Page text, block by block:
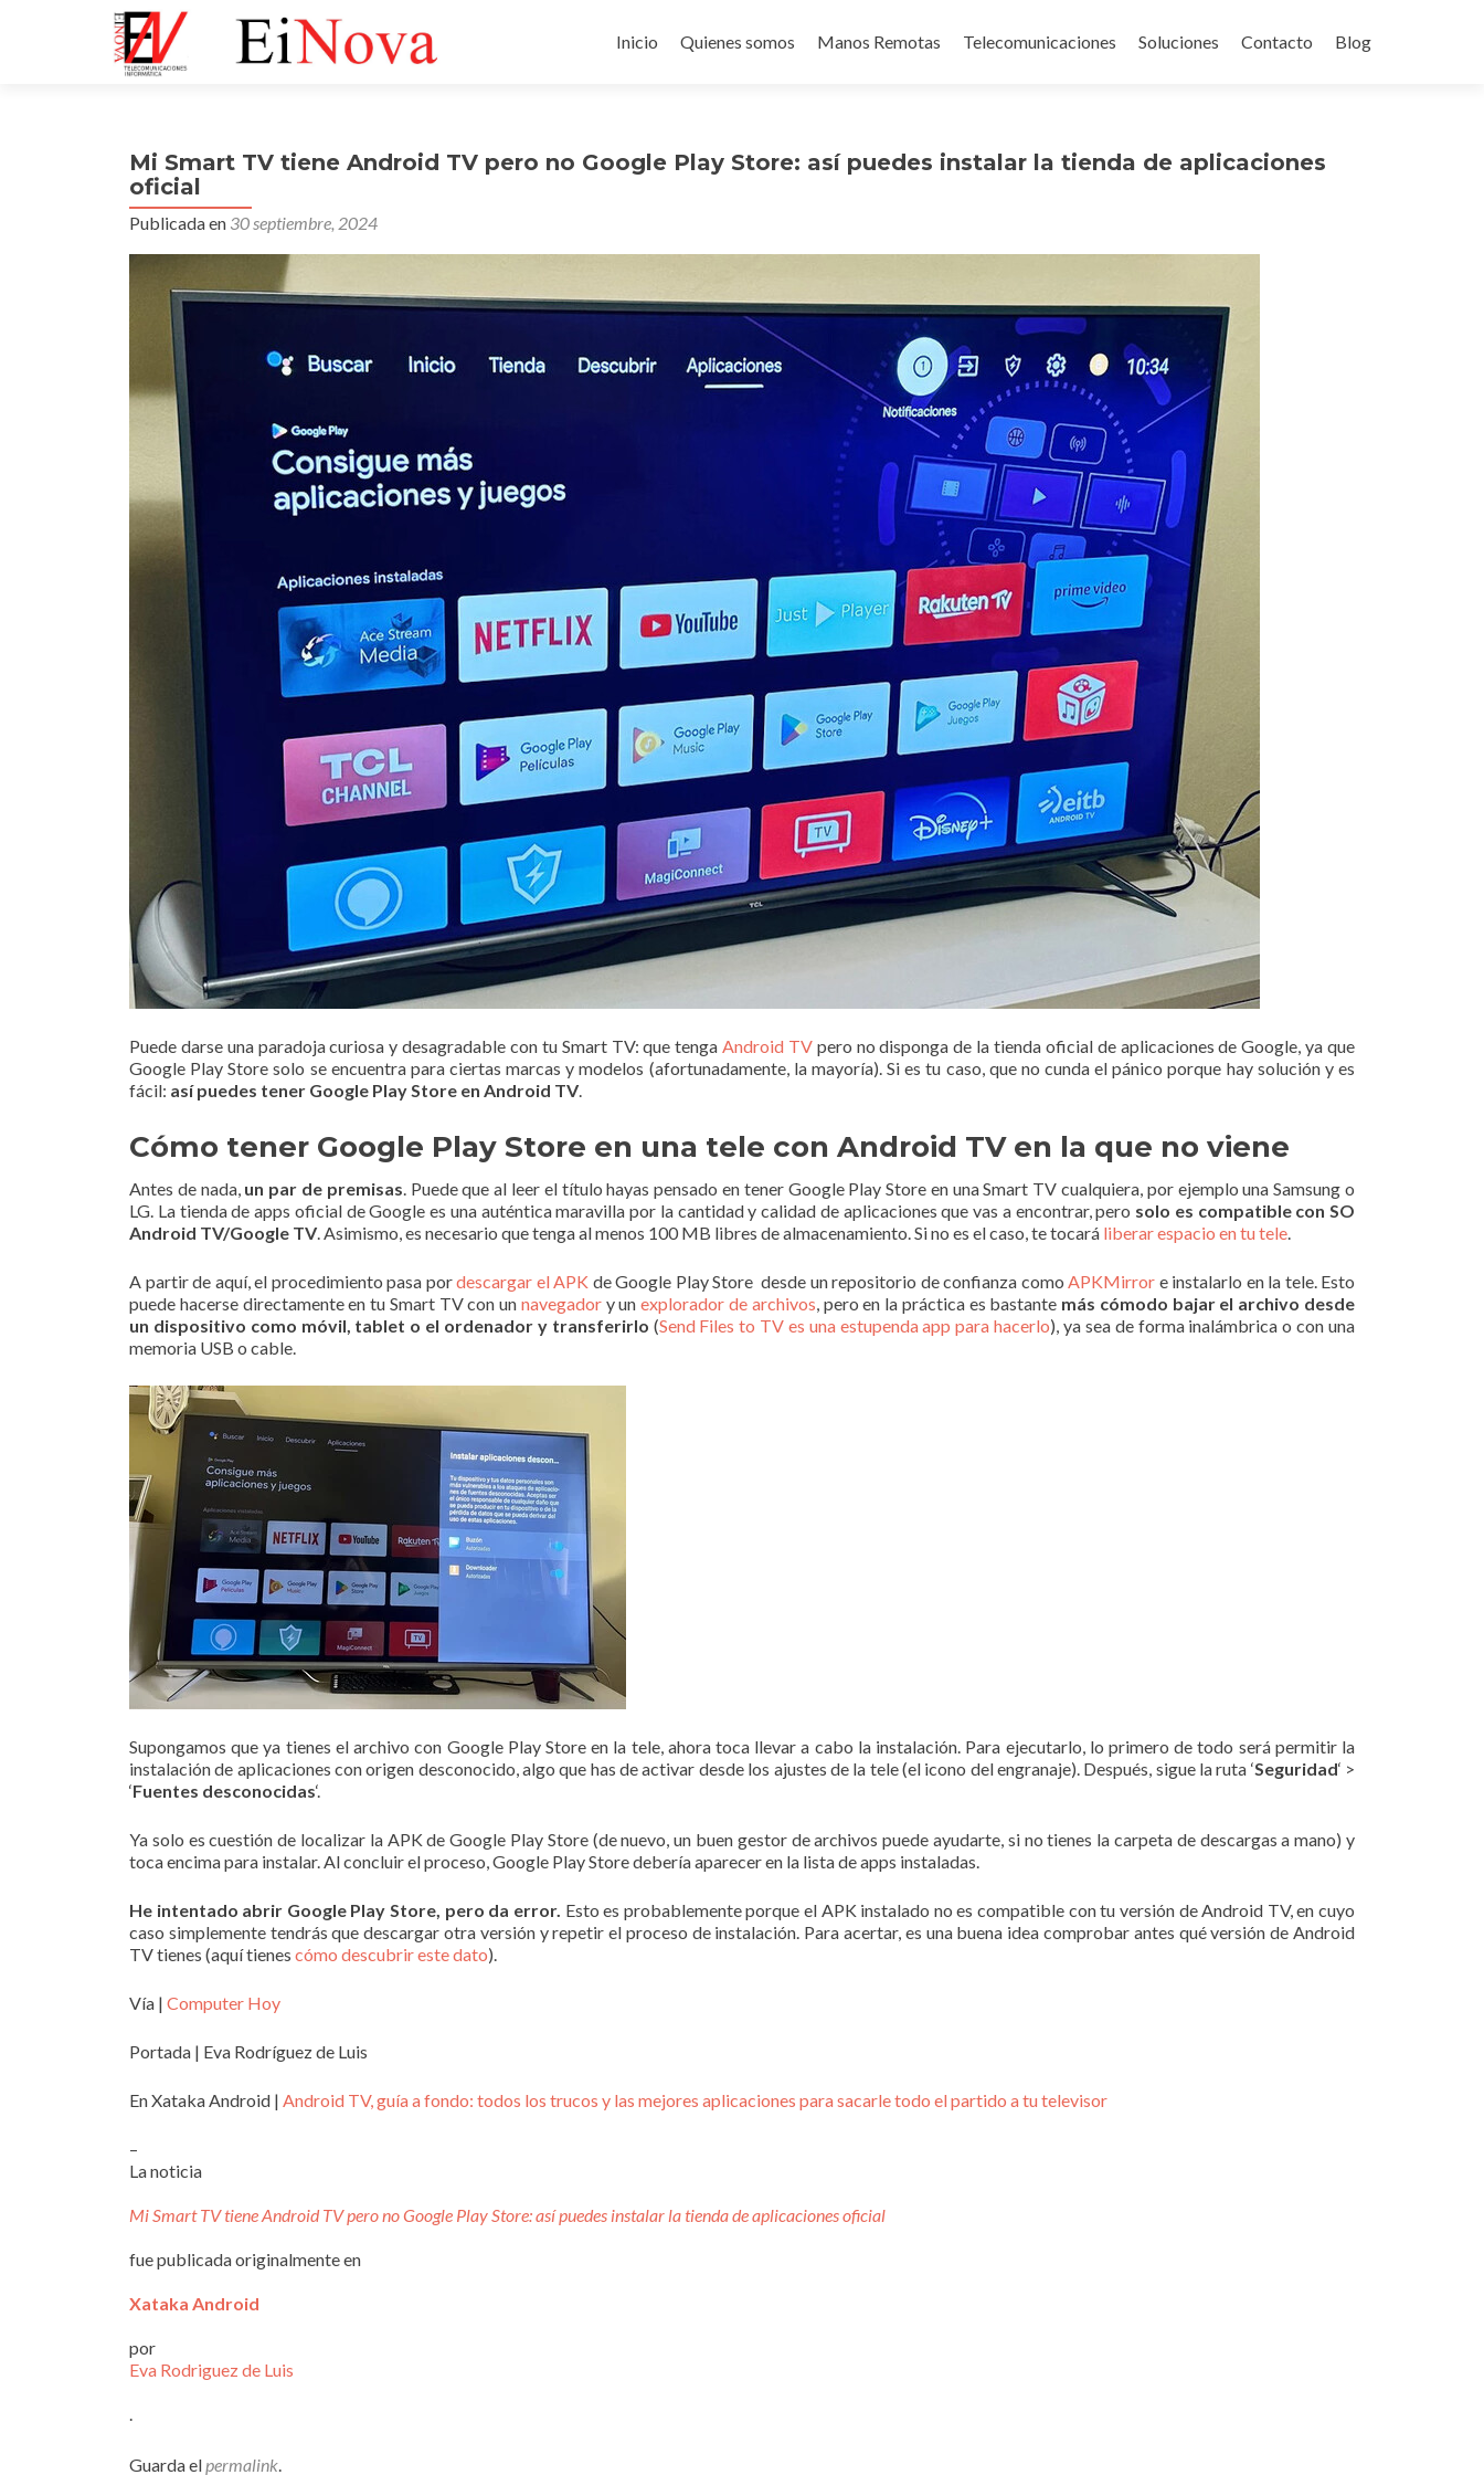
al
Inicio Quienes somos Manos Remotas Telecomunicaciones Soluciones Contacto Blog
Mi Smart TV tiene Android TV pero no Google Play Store: así puedes instalar la tienda de aplicaciones
oficial
Publicada en 30 septiembre, 2024
Puede darse una paradoja curiosa y desagradable con tu Smart TV: que tengaAndroid TVpero no disponga de la tienda oficial de aplicaciones de Google, ya que
Google Play Store solo se encuentra para ciertas marcas y modelos (afortunadamente, la mayoría). Si es tu caso, que no cunda el pánico porque hay solución y es
fácil: así puedes tener Google Play Store en Android TV.
Cómo tener Google Play Store en una tele con Android TV en la que no viene
Antes de nada, un par de premisas. Puede que al leer el título hayas pensado en tener Google Play Store en una Smart TV cualquiera, por ejemplo una Samsung o
LG. La tienda de apps oficial de Google es una auténtica maravilla por la cantidad y calidad de aplicaciones que vas a encontrar, pero solo es compatible con SO
Android TV/Google TV. Asimismo, es necesario que tenga al menos 100 MB libres de almacenamiento. Si no es el caso, te tocará liberar espacio en tu tele.
A partir de aquí, el procedimiento pasa pordescargar el APK de Google Play Store desde un repositorio de confianza como APKMirror e instalarlo en la tele. Esto
puede hacerse directamente en tu Smart TV con un navegadory unexplorador de archivos, pero en la práctica es bastante más cómodo bajar el archivo desde
un dispositivo como móvil, tablet o el ordenador y transferirlo (Send Files to TV es una estupenda app para hacerlo), ya sea de forma inalámbrica o con una
memoria USB o cable.
Supongamos que ya tienes el archivo con Google Play Store en la tele, ahora toca llevar a cabo la instalación. Para ejecutarlo, lo primero de todo será permitir la
instalación de aplicaciones con origen desconocido, algo que has de activar desde los ajustes de la tele (el icono del engranaje). Después, sigue la ruta ‘Seguridad‘ >
‘Fuentes desconocidas‘.
Ya solo es cuestión de localizar la APK de Google Play Store (de nuevo, un buen gestor de archivos puede ayudarte, si no tienes la carpeta de descargas a mano) y
toca encima para instalar. Al concluir el proceso, Google Play Store debería aparecer en la lista de apps instaladas.
He intentado abrir Google Play Store, pero da error. Esto es probablemente porque el APK instalado no es compatible con tu versión de Android TV, en cuyo
caso simplemente tendrás que descargar otra versión y repetir el proceso de instalación. Para acertar, es una buena idea comprobar antes qué versión de Android
TV tienes (aquí tienes cómo descubrir este dato).
Vía | Computer Hoy
Portada | Eva Rodríguez de Luis
En Xataka Android | Android TV, guía a fondo: todos los trucos y las mejores aplicaciones para sacarle todo el partido a tu televisor
–
La noticia
Mi Smart TV tiene Android TV pero no Google Play Store: así puedes instalar la tienda de aplicaciones oficial
fue publicada originalmente en
Xataka Android
por
Eva Rodriguez de Luis
.
Guarda elpermalink.